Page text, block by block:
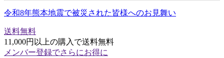
令和8年熊本地震で被災された皆様へのお見舞い
送料無料
11,000円以上の購入で送料無料
メンバー登録でさらにお得に